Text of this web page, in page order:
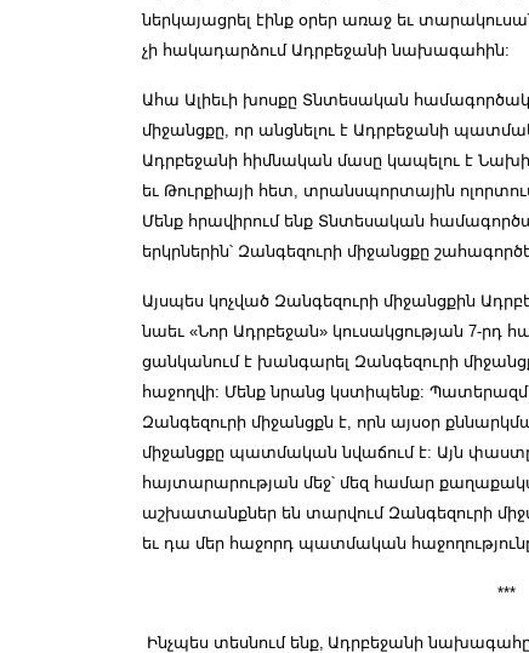
ներկայացրել էինք օրեր առաջ եւ
չի հակադարձում Ադրբեջանի նախագահին:
Ահա Ալիեւի խոսքը Տնտեսական
միջանցքը, որ անցնելու է Ադրբեջանի
Ադրբեջանի հիմնական մասը կապելու է
եւ Թուրքիայի հետ, տրանսպորտային
Մենք հրավիրում ենք Տնտեսական
երկրներին՝ Զանգեզուրի միջանցքը
Այսպես կոչված Զանգեզուրի միջանցքին
նաեւ «Նոր Ադրբեջան» կուսակցության 7-րդ
ցանկանում է խանգարել Զանգեզուրի
հաջողվի: Մենք նրանց կստիպենք:
Զանգեզուրի միջանցքն է, որն այսօր
միջանցքը պատմական նվաճում է: Այն
հայտարարության մեջ՝ մեզ համար
աշխատանքներ են տարվում Զանգեզուրի
եւ դա մեր հաջորդ պատմական հաջողությունը
***
Ինչպես տեսնում ենք Ադրբեջանի նախագահը